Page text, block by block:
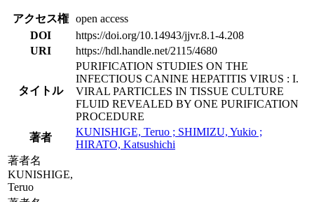
アクセス権
open access
DOI
https://doi.org/10.14943/jjvr.8.1-4.208
URI
https://hdl.handle.net/2115/4680
タイトル
PURIFICATION STUDIES ON THE
INFECTIOUS CANINE HEPATITIS VIRUS : I.
VIRAL PARTICLES IN TISSUE CULTURE
FLUID REVEALED BY ONE PURIFICATION
PROCEDURE
著者
KUNISHIGE, Teruo ; SHIMIZU, Yukio ;
HIRATO, Katsushichi
著者名
KUNISHIGE,
Teruo